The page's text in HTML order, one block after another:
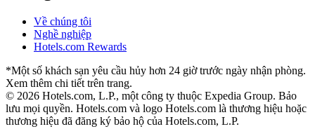
Về chúng tôi
Nghề nghiệp
Hotels.com Rewards
*Một số khách sạn yêu cầu hủy hơn 24 giờ trước ngày nhận phòng.
Xem thêm chi tiết trên trang.
© 2026 Hotels.com, L.P., một công ty thuộc Expedia Group. Bảo
lưu mọi quyền. Hotels.com và logo Hotels.com là thương hiệu hoặc
thương hiệu đã đăng ký bảo hộ của Hotels.com, L.P.